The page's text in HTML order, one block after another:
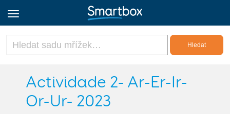
Online Grids
Přihlásit
Actividade 2- Ar-Er-Ir-
Or-Ur- 2023